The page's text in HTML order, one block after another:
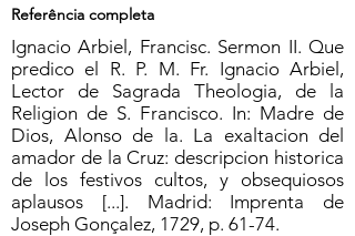
Referência completa
Ignacio Arbiel, Francisc. Sermon II. Que
predico el R. P. M. Fr. Ignacio Arbiel,
Lector de Sagrada Theologia, de la
Religion de S. Francisco. In: Madre de
Dios, Alonso de la. La exaltacion del
amador de la Cruz: descripcion historica
de los festivos cultos, y obsequiosos
aplausos [...]. Madrid: Imprenta de
Joseph Gonçalez, 1729, p. 61-74.